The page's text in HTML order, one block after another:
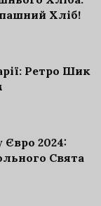
Хліб!
Ретро Шик
2024:
Свята